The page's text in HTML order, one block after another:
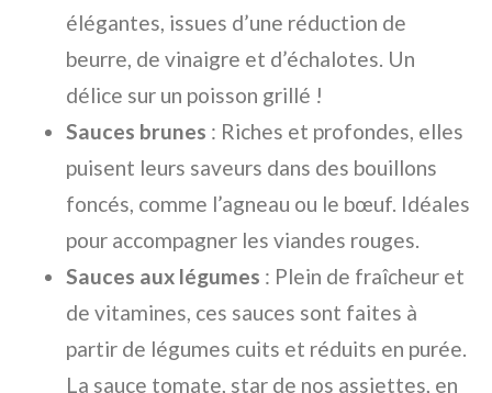
élégantes, issues d’une réduction de
beurre, de vinaigre et d’échalotes. Un
délice sur un poisson grillé !
Sauces brunes : Riches et profondes, elles
puisent leurs saveurs dans des bouillons
foncés, comme l’agneau ou le bœuf. Idéales
pour accompagner les viandes rouges.
Sauces aux légumes : Plein de fraîcheur et
de vitamines, ces sauces sont faites à
partir de légumes cuits et réduits en purée.
La sauce tomate, star de nos assiettes, en